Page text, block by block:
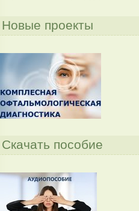
Новые проекты
Скачать пособие